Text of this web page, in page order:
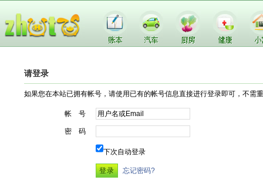
请登录
如果您在本站已拥有帐号，请使用已有的帐号信息直接进行登录即可，不需
帐 号
密 码
下次自动登录
忘记密码?